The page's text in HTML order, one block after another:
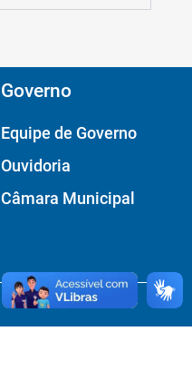
Governo
Equipe de Governo
Ouvidoria
Câmara Municipal